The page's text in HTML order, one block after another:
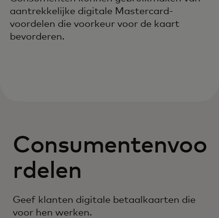
aantrekkelijke digitale Mastercard-
voordelen die voorkeur voor de kaart
bevorderen.
Consumentenvoo
rdelen
Geef klanten digitale betaalkaarten die
voor hen werken.